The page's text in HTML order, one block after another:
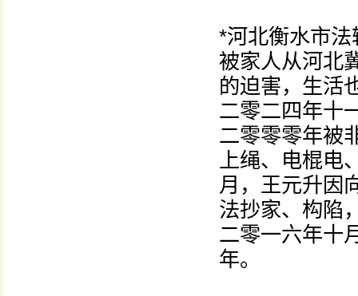
*河北衡水市
被家人从河北
的迫害，生活
二零二四年十
二零零零年被
上绳、电棍电
月，王元升因
法抄家、构陷
二零一六年十
年。